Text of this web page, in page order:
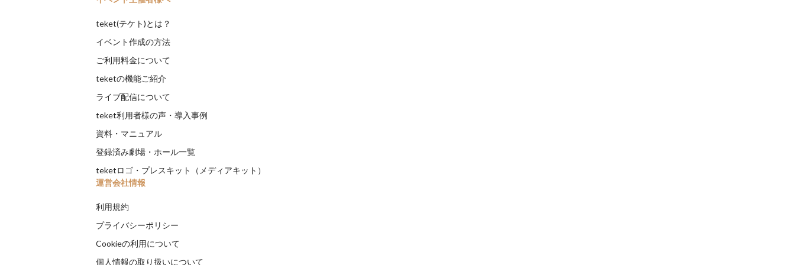
teket(テケト)とは？
イベント作成の方法
ご利用料金について
teketの機能ご紹介
ライブ配信について
teket利用者様の声・導入事例
資料・マニュアル
登録済み劇場・ホール一覧
teketロゴ・プレスキット（メディアキット）
運営会社情報
利用規約
プライバシーポリシー
Cookieの利用について
個人情報の取り扱いについて